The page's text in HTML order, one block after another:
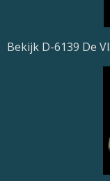
Bekijk D-6139 De